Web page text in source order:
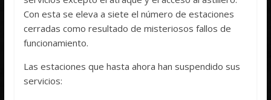
Con esta se eleva a siete el número de estaciones
cerradas como resultado de misteriosos fallos de
funcionamiento.
Las estaciones que hasta ahora han suspendido sus
servicios: